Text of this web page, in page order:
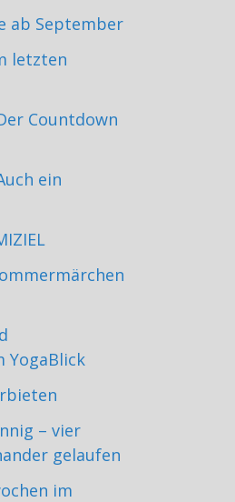
ab September
letzten
Countdown
ein
YogaBlick
– vier
gelaufen
im